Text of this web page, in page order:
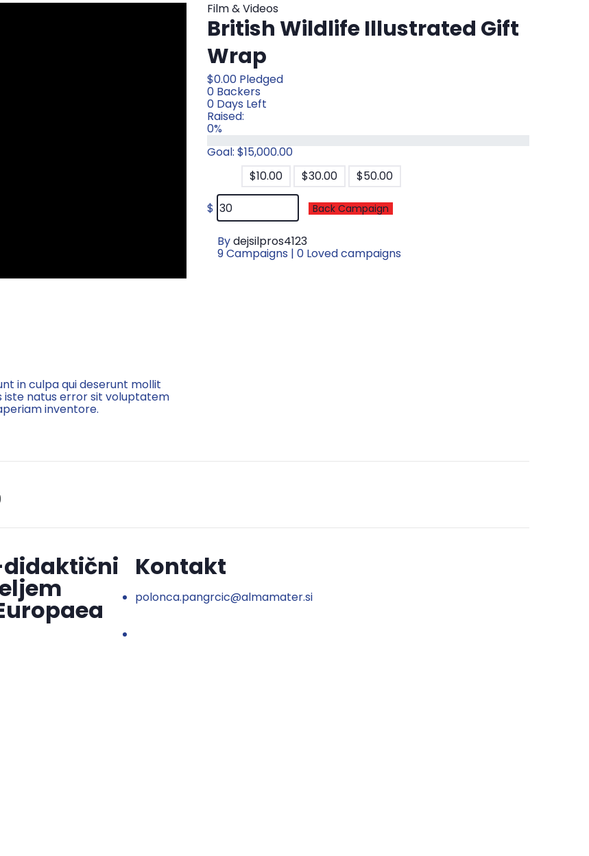
in culpa qui deserunt mollit
iste natus error sit voluptatem
inventore.
Film & Videos
British Wildlife Illustrated Gift
Wrap
$0.00 Pledged
0 Backers
0 Days Left
Raised:
0%
Goal: $15,000.00
$10.00 $30.00 $50.00
$ Back Campaign
Bydejsilpros4123
9 Campaigns | 0 Loved campaigns
didaktični Kontakt
polonca.pangrcic@almamater.si